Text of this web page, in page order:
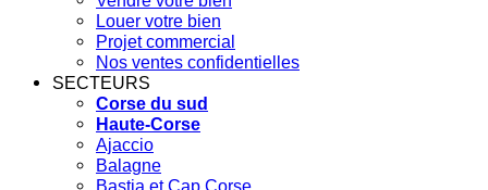
Louer votre bien
Projet commercial
Nos ventes confidentielles
SECTEURS
Corse du sud
Haute-Corse
Ajaccio
Balagne